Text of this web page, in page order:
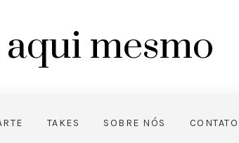
mesmo
TAKES SOBRE NÓS CONTATO